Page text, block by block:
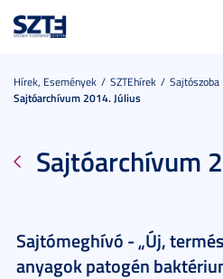
Hírek, Események SZTEhírek Sajtószoba
Sajtóarchívum 2014. Július
Sajtóarchívum
Sajtómeghívó - „Új,
anyagok patogén